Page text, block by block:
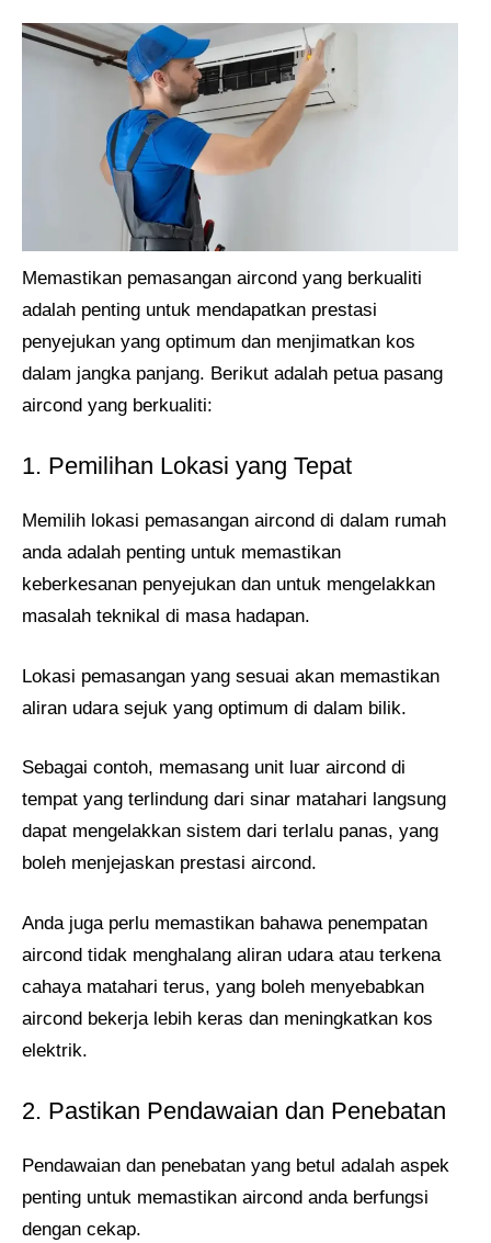
Memastikan pemasangan aircond yang berkualiti
adalah penting untuk mendapatkan prestasi
penyejukan yang optimum dan menjimatkan kos
dalam jangka panjang. Berikut adalah petua pasang
aircond yang berkualiti:
1. Pemilihan Lokasi yang Tepat
Memilih lokasi pemasangan aircond di dalam rumah
anda adalah penting untuk memastikan
keberkesanan penyejukan dan untuk mengelakkan
masalah teknikal di masa hadapan.
Lokasi pemasangan yang sesuai akan memastikan
aliran udara sejuk yang optimum di dalam bilik.
Sebagai contoh, memasang unit luar aircond di
tempat yang terlindung dari sinar matahari langsung
dapat mengelakkan sistem dari terlalu panas, yang
boleh menjejaskan prestasi aircond.
Anda juga perlu memastikan bahawa penempatan
aircond tidak menghalang aliran udara atau terkena
cahaya matahari terus, yang boleh menyebabkan
aircond bekerja lebih keras dan meningkatkan kos
elektrik.
2. Pastikan Pendawaian dan Penebatan
Pendawaian dan penebatan yang betul adalah aspek
penting untuk memastikan aircond anda berfungsi
dengan cekap.